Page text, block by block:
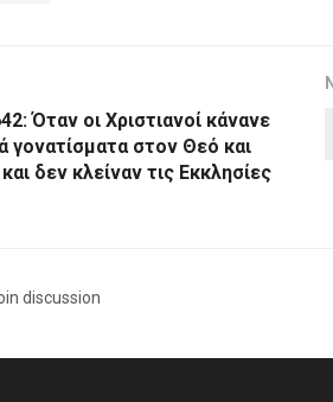
Όταν οι Χριστιανοί κάνανε
γονατίσματα στον Θεό και
δεν κλείναν τις Εκκλησίες
discussion